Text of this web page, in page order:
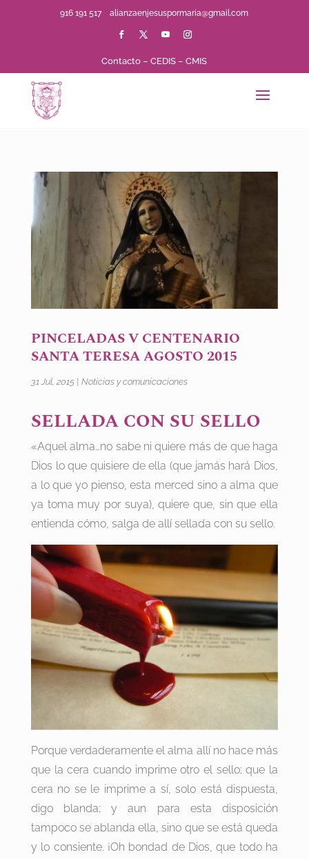
916 191 517alianzaenjesuspormaria@gmail.com
Contacto –CEDIS –CMIS
PINCELADAS V CENTENARIO
SANTA TERESA AGOSTO 2015
31 Jul, 2015| Noticias y comunicaciones
SELLADA CON SU SELLO
«Aquel alma…no sabe ni quiere más de que haga
Dios lo que quisiere de ella (que jamás hará Dios,
a lo que yo pienso, esta merced sino a alma que
ya toma muy por suya), quiere que, sin que ella
entienda cómo, salga de allí sellada con su sello.
Porque verdaderamente el alma allí no hace más
que la cera cuando imprime otro el sello; que la
cera no se le imprime a sí, solo está dispuesta,
digo blanda; y aun para esta disposición
tampoco se ablanda ella, sino que se está queda
y lo consiente. ¡Oh bondad de Dios, que todo ha